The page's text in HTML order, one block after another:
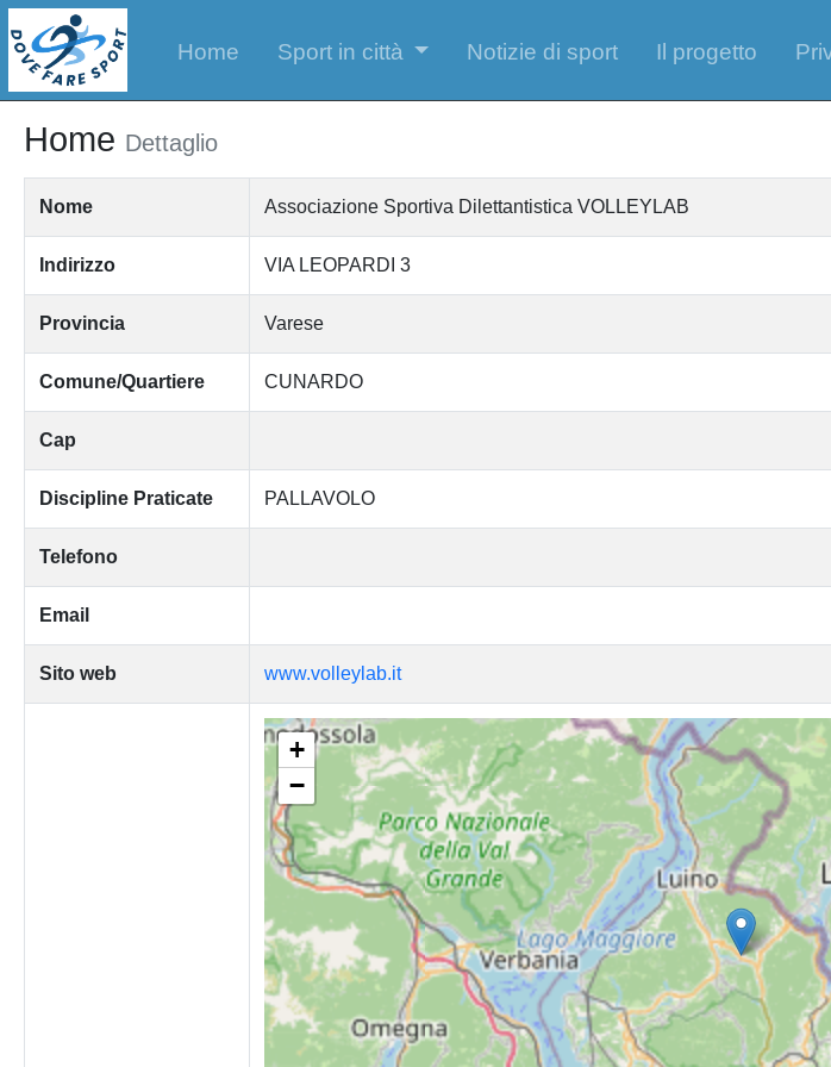
Home Sport in città Notizie di sport Il progetto
Home Dettaglio
Nome Associazione Sportiva Dilettantistica VOLLEYLAB
Indirizzo VIA LEOPARDI 3
Provincia Varese
Comune/Quartiere CUNARDO
Cap
Discipline Praticate PALLAVOLO
Telefono
Email
Sito web www.volleylab.it
+
−